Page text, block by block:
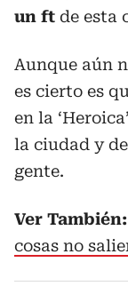
un ft de esta
Aunque aún
es cierto es
en la
la ciudad y
gente.
Ver También:
cosas no